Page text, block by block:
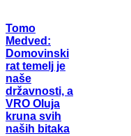
Tomo
Medved:
Domovinski
rat temelj je
naše
državnosti, a
VRO Oluja
kruna svih
naših bitaka